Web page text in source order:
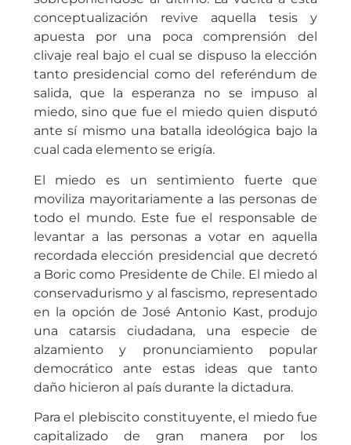
conceptualización revive aquella tesis y
apuesta por una poca comprensión del
clivaje real bajo el cual se dispuso la elección
tanto presidencial como del referéndum de
salida, que la esperanza no se impuso al
miedo, sino que fue el miedo quien disputó
ante sí mismo una batalla ideológica bajo la
cual cada elemento se erigía.
El miedo es un sentimiento fuerte que
moviliza mayoritariamente a las personas de
todo el mundo. Este fue el responsable de
levantar a las personas a votar en aquella
recordada elección presidencial que decretó
a Boric como Presidente de Chile. El miedo al
conservadurismo y al fascismo, representado
en la opción de José Antonio Kast, produjo
una catarsis ciudadana, una especie de
alzamiento y pronunciamiento popular
democrático ante estas ideas que tanto
daño hicieron al país durante la dictadura.
Para el plebiscito constituyente, el miedo fue
capitalizado de gran manera por los